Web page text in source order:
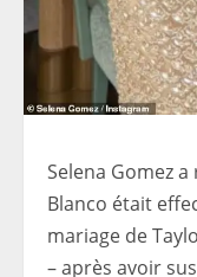
Selena Gomez
Blanco était
mariage de
– après avoir